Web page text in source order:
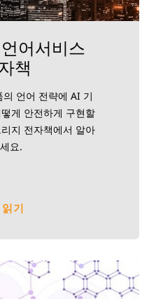
어서비스
책
언어 전략에 AI 기
게 안전하게 구현할
지 전자책에서 알아
요.
기